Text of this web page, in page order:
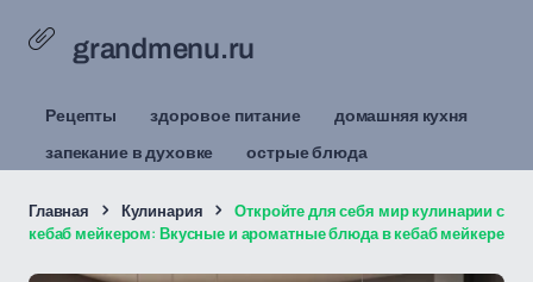
grandmenu.ru
Рецепты здоровое питание
домашняя кухня
запекание в духовке
острые блюда
Главная Кулинария
Откройте для себя мир кулинарии с
кебаб мейкером: Вкусные и ароматные блюда в кебаб мейкере